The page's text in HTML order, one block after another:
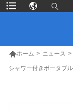
ホーム > ニュース >
シャワー付きポータブ